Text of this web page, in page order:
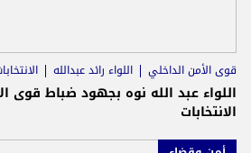
قوى الأمن الداخلي اللواء رائد عبدالله
اللواء عبد الله نوه بجهود ضباط قوى
الانتخابات